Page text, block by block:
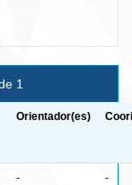
1
Orientador(es)
- -